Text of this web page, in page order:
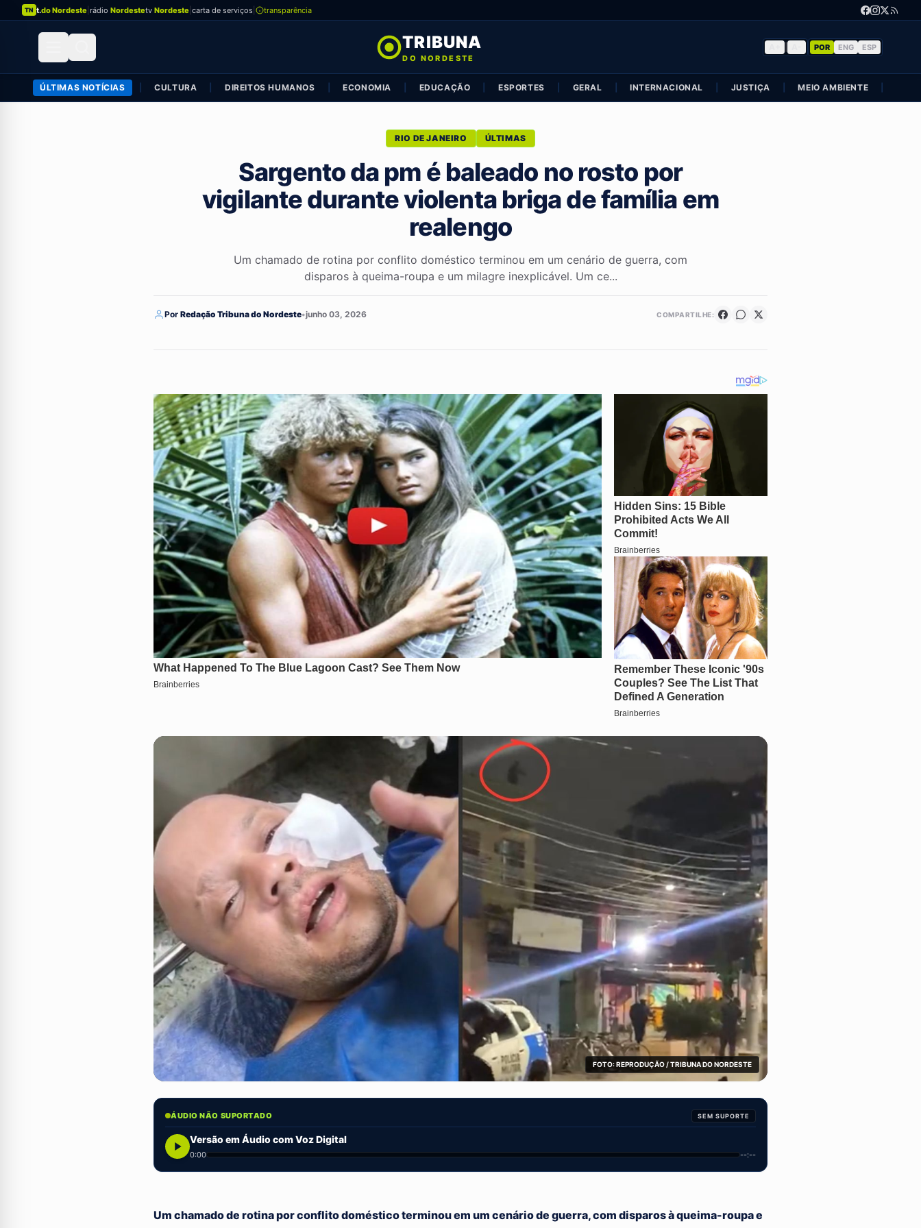
TN t.do Nordeste rádio Nordestetv Nordeste carta de serviços transparência
TRIBUNA
DO NORDESTE
POR ENG ESP
ÚLTIMAS NOTÍCIAS CULTURA DIREITOS HUMANOS ECONOMIA EDUCAÇÃO ESPORTES GERAL INTERNACIONAL JUSTIÇA MEIO AMBIENTE
RIO DE JANEIRO ÚLTIMAS
Sargento da pm é baleado no rosto por
vigilante durante violenta briga de família em
realengo
Um chamado de rotina por conflito doméstico terminou em um cenário de guerra, com
disparos à queima-roupa e um milagre inexplicável. Um ce...
Por Redação Tribuna do Nordeste•junho 03, 2026 COMPARTILHE:
FOTO: REPRODUÇÃO / TRIBUNA DO NORDESTE
ÁUDIO NÃO SUPORTADO SEM SUPORTE
Versão em Áudio com Voz Digital
0:00 --:--
Um chamado de rotina por conflito doméstico terminou em um cenário de guerra, com disparos à queima-roupa e